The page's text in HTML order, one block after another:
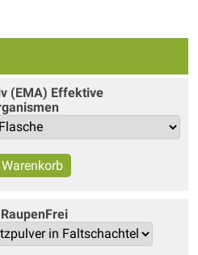
(EMA) Effektive